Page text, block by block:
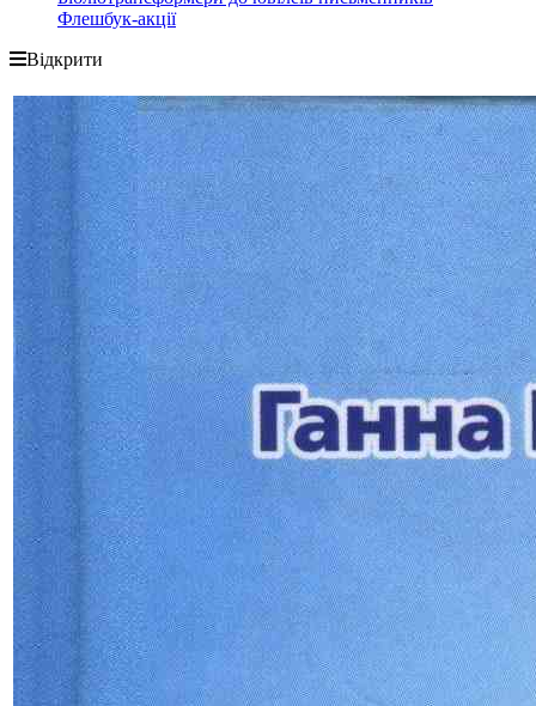
Флешбук-акції
Відкрити